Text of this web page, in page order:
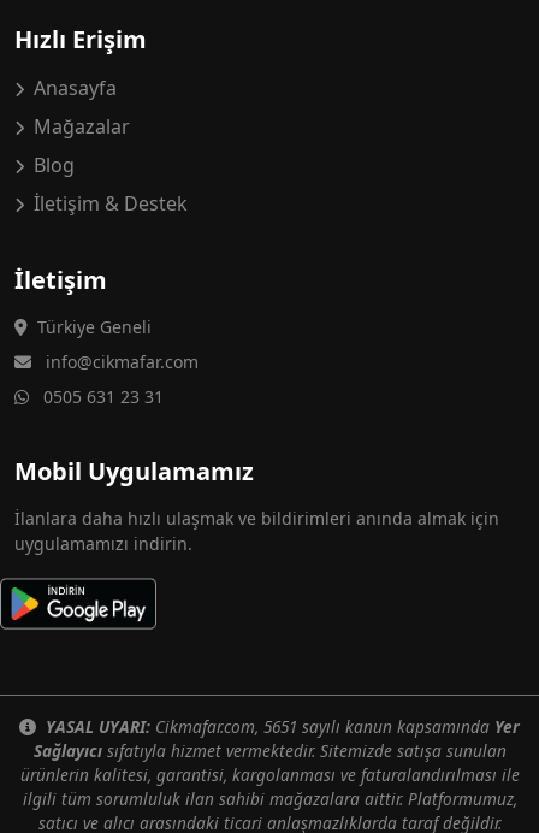
Hızlı Erişim
Anasayfa
Mağazalar
Blog
İletişim & Destek
İletişim
Türkiye Geneli
info@cikmafar.com
0505 631 23 31
Mobil Uygulamamız
İlanlara daha hızlı ulaşmak ve bildirimleri anında almak için
uygulamamızı indirin.
YASAL UYARI: Cikmafar.com, 5651 sayılı kanun kapsamında Yer
Sağlayıcısıfatıyla hizmet vermektedir. Sitemizde satışa sunulan
ürünlerin kalitesi, garantisi, kargolanması ve faturalandırılması ile
ilgili tüm sorumluluk ilan sahibi mağazalara aittir. Platformumuz,
satıcı ve alıcı arasındaki ticari anlaşmazlıklarda taraf değildir.